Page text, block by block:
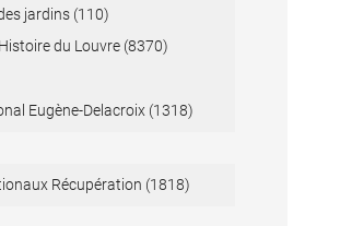
jardins (110)
du Louvre (8370)
Eugène-Delacroix (1318)
Récupération (1818)